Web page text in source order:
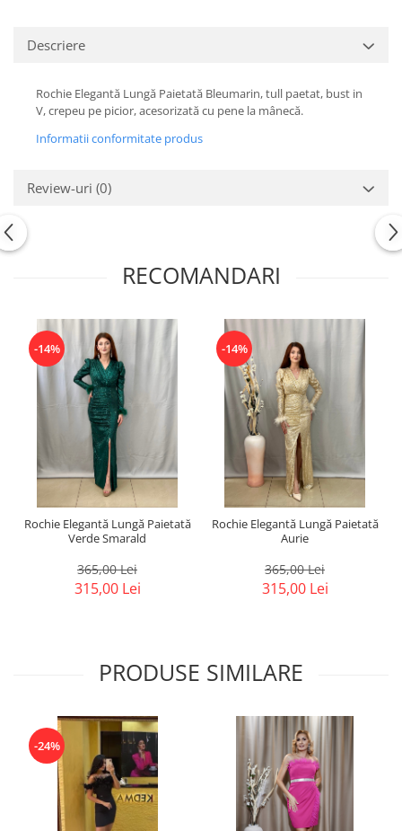
Descriere
Rochie Elegantă Lungă Paietată Bleumarin, tull paetat, bust in
V, crepeu pe picior, acesorizată cu pene la mânecă.
Informatii conformitate produs
Review-uri (0)
RECOMANDARI
-14%
Rochie Elegantă Lungă Paietată
Verde Smarald
365,00 Lei
315,00 Lei
-14%
Rochie Elegantă Lungă Paietată
Aurie
365,00 Lei
315,00 Lei
PRODUSE SIMILARE
-24%